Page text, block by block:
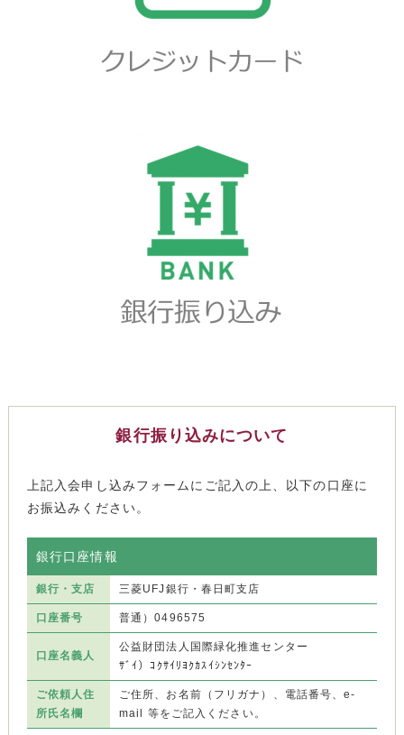
銀行振り込みについて
上記入会申し込みフォームにご記入の上、以下の口座に
お振込みください。
銀行口座情報
銀行・支店 三菱UFJ銀行・春日町支店
口座番号 普通）0496575
口座名義人
公益財団法人国際緑化推進センター
ｻﾞｲ）ｺｸｻｲﾘﾖｸｶｽｲｼﾝｾﾝﾀｰ
ご依頼人住
所氏名欄
ご住所、お名前（フリガナ）、電話番号、e-
mail 等をご記入ください。